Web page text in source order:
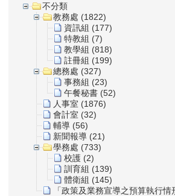
不分類
教務處 (1822)
資訊組 (177)
特教組 (7)
教學組 (818)
註冊組 (199)
總務處 (327)
事務組 (23)
午餐秘書 (52)
人事室 (1876)
會計室 (32)
輔導 (56)
新聞報導 (21)
學務處 (733)
校護 (2)
訓育組 (139)
體衛組 (145)
「政策及業務宣導之預算執行